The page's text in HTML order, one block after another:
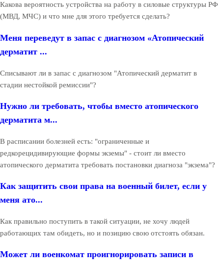
Какова вероятность устройства на работу в силовые структуры РФ
(МВД, МЧС) и что мне для этого требуется сделать?
Меня переведут в запас с диагнозом «Атопический
дерматит ...
Списывают ли в запас с диагнозом "Атопический дерматит в
стадии нестойкой ремиссии"?
Нужно ли требовать, чтобы вместо атопического
дерматита м...
В расписании болезней есть: "ограниченные и
редкорецидивирующие формы экземы" - стоит ли вместо
атопического дерматита требовать постановки диагноза "экзема"?
Как защитить свои права на военный билет, если у
меня ато...
Как правильно поступить в такой ситуации, не хочу людей
работающих там обидеть, но и позицию свою отстоять обязан.
Может ли военкомат проигнорировать записи в